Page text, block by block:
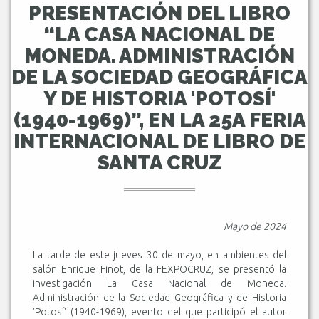
PRESENTACIÓN DEL LIBRO
“LA CASA NACIONAL DE
MONEDA. ADMINISTRACIÓN
DE LA SOCIEDAD GEOGRÁFICA
Y DE HISTORIA 'POTOSÍ'
(1940-1969)”, EN LA 25A FERIA
INTERNACIONAL DE LIBRO DE
SANTA CRUZ
Mayo de 2024
La tarde de este jueves 30 de mayo, en ambientes del
salón Enrique Finot, de la FEXPOCRUZ, se presentó la
investigación La Casa Nacional de Moneda.
Administración de la Sociedad Geográfica y de Historia
'Potosí' (1940-1969), evento del que participó el autor